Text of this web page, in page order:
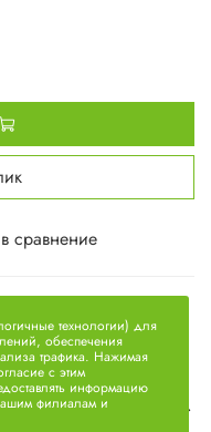
сравнение
технологии) для
обеспечения
трафика. Нажимая
с этим
информацию
филиалам и